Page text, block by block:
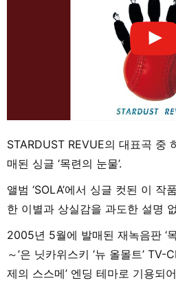
STARDUST REVUE의 대표곡 중
매된 싱글 ‘목련의 눈물’.
앨범 ‘SOLA’에서 싱글 컷된 이 작
한 이별과 상실감을 과도한 설명
2005년 5월에 발매된 재녹음판 ‘
～’은 닛카위스키 ‘뉴 올몰트’ TV-
제의 스스메’ 엔딩 테마로 기용되